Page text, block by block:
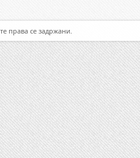
права се задржани.